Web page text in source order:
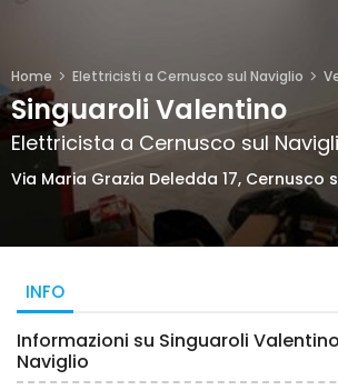
Home Elettricisti a Cernusco sul Naviglio
Singuaroli Valentino
Elettricista a Cernusco sul
Via Maria Grazia Deledda 17, Cernusco
INFO
Informazioni su Singuaroli
Naviglio